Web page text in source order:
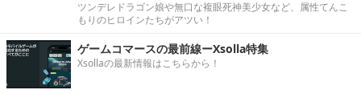
ツンデレドラゴン娘や無口な複眼死神美少女など、属性てんこ
もりのヒロインたちがアツい！
ゲームコマースの最前線ーXsolla特集
Xsollaの最新情報はこちらから！